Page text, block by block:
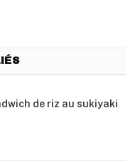
de riz au sukiyaki